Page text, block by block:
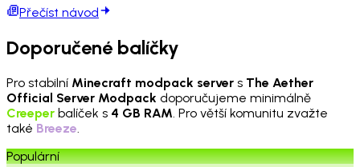
Přečíst návod
Doporučené balíčky
Pro stabilní Minecraft modpack server s The Aether
Official Server Modpack doporučujeme minimálně
Creeper balíček s 4 GB RAM. Pro větší komunitu zvažte
také Breeze.
Populární